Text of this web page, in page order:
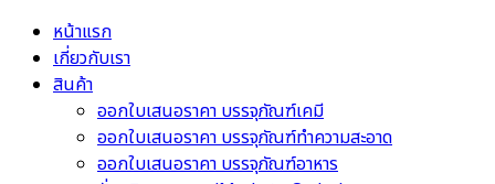
หน้าแรก
เกี่ยวกับเรา
สินค้า
ออกใบเสนอราคา บรรจุภัณฑ์เคมี
ออกใบเสนอราคา บรรจุภัณฑ์ทำความสะอาด
ออกใบเสนอราคา บรรจุภัณฑ์อาหาร